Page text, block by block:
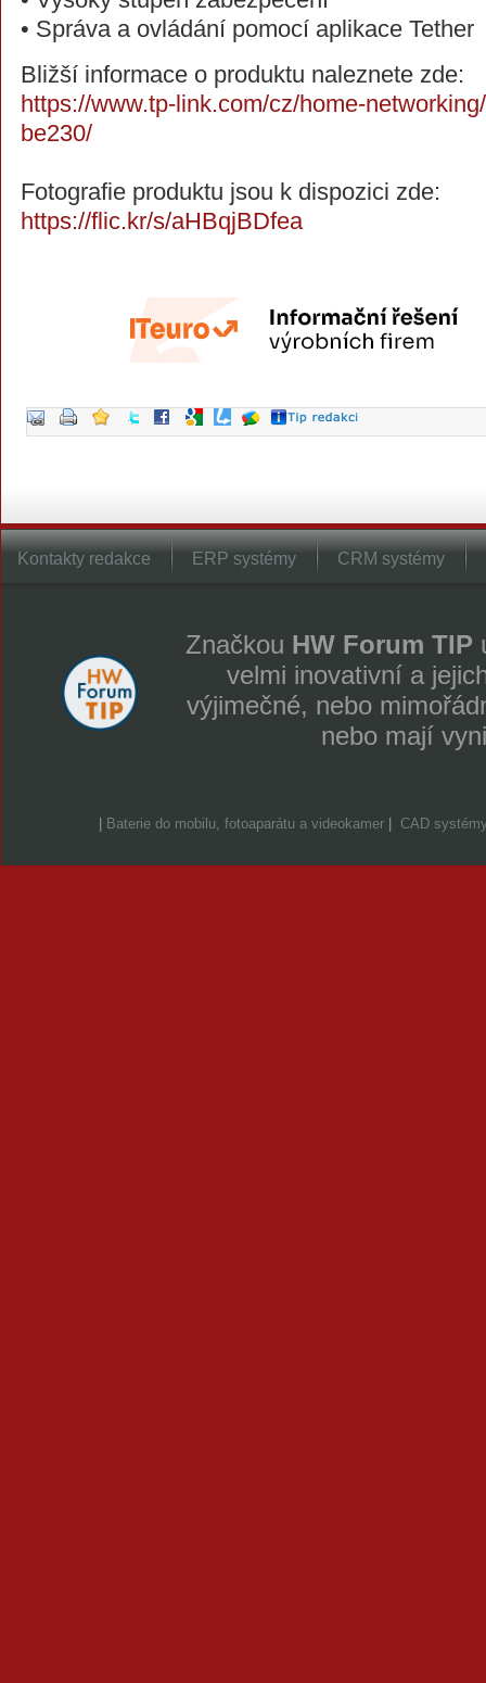
• Správa a ovládání pomocí aplikace Tether
Bližší informace o produktu naleznete zde:
https://www.tp-link.com/cz/home-
be230/
Fotografie produktu jsou k dispozici zde:
https://flic.kr/s/aHBqjBDfea
Kontakty redakce ERP systémy CRM systémy
Značkou HW Forum TIP
velmi inovativní a
výjimečné, nebo
nebo mají
Baterie do mobilu, fotoaparátu a videokamer CAD